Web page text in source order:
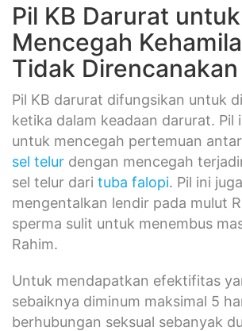
Pil KB Darurat untuk
Mencegah
Tidak Direncanakan
Pil KB darurat difungsikan untuk
ketika dalam keadaan darurat. Pil
untuk mencegah pertemuan
sel telur dengan mencegah
sel telur dari tuba falopi. Pil ini
mengentalkan lendir pada mulut
sperma sulit untuk menembus
Rahim.
Untuk mendapatkan efektifitas
sebaiknya diminum maksimal 5
berhubungan seksual sebanyak